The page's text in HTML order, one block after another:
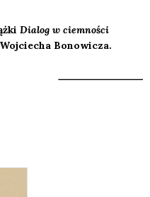
Dialog w ciemności
Bonowicza.